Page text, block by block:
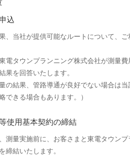
込
、当社が提供可能なルートについて、
電タウンプランニング株式会社が測量
果を回答いたします。
の結果、管路導通が良好でない場合は
できる場合もあります。）
使用基本契約の締結
測量実施前に、お客さまと東電タウン
締結いたします。